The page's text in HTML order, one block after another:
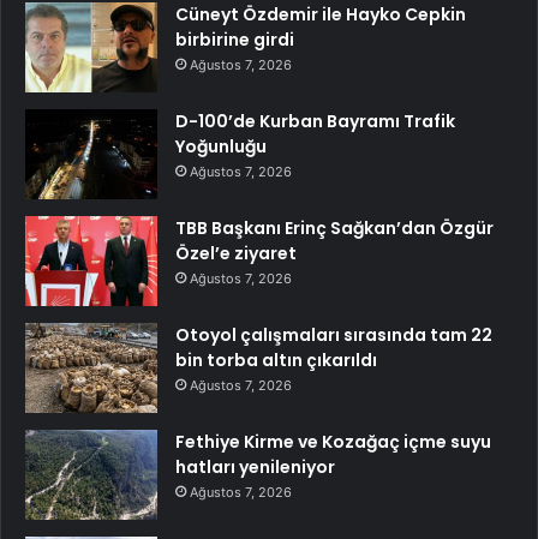
Cüneyt Özdemir ile Hayko Cepkin
birbirine girdi
Ağustos 7, 2026
D-100’de Kurban Bayramı Trafik
Yoğunluğu
Ağustos 7, 2026
TBB Başkanı Erinç Sağkan’dan Özgür
Özel’e ziyaret
Ağustos 7, 2026
Otoyol çalışmaları sırasında tam 22
bin torba altın çıkarıldı
Ağustos 7, 2026
Fethiye Kirme ve Kozağaç içme suyu
hatları yenileniyor
Ağustos 7, 2026